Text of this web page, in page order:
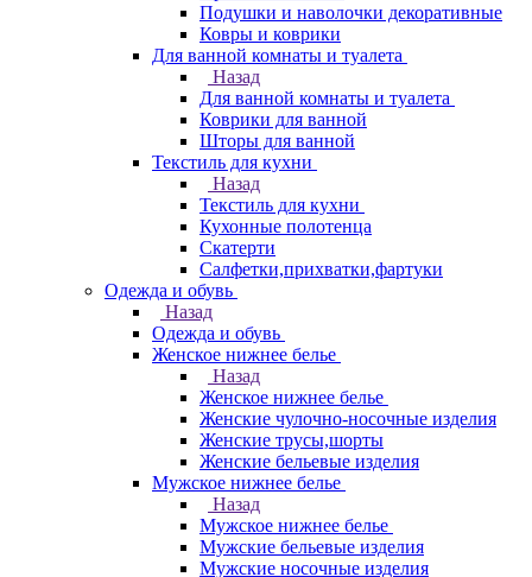
Подушки и наволочки декоративные
Ковры и коврики
Для ванной комнаты и туалета
Назад
Для ванной комнаты и туалета
Коврики для ванной
Шторы для ванной
Текстиль для кухни
Назад
Текстиль для кухни
Кухонные полотенца
Скатерти
Салфетки,прихватки,фартуки
Одежда и обувь
Назад
Одежда и обувь
Женское нижнее белье
Назад
Женское нижнее белье
Женские чулочно-носочные изделия
Женские трусы,шорты
Женские бельевые изделия
Мужское нижнее белье
Назад
Мужское нижнее белье
Мужские бельевые изделия
Мужские носочные изделия